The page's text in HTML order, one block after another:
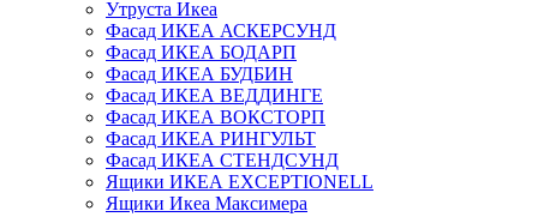
Утруста Икеа
Фасад ИКЕА АСКЕРСУНД
Фасад ИКЕА БОДАРП
Фасад ИКЕА БУДБИН
Фасад ИКЕА ВЕДДИНГЕ
Фасад ИКЕА ВОКСТОРП
Фасад ИКЕА РИНГУЛЬТ
Фасад ИКЕА СТЕНДСУНД
Ящики ИКЕА EXCEPTIONELL
Ящики Икеа Максимера